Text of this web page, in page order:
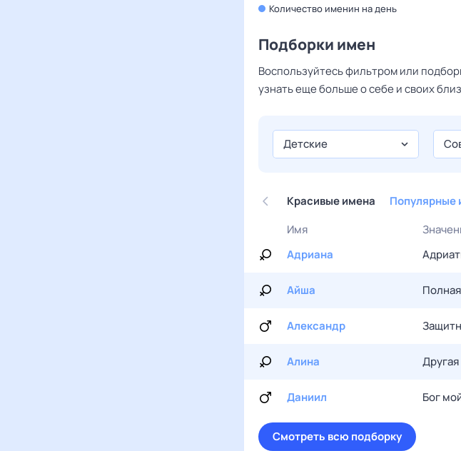
Количество именин на день
Подборки имен
Воспользуйтесь фильтром или
узнать еще больше о себе и своих
Детские
Красивые имена Популярные
Имя
Адриана
Айша
Александр
Алина Другая
Даниил Бог
Смотреть всю подборку